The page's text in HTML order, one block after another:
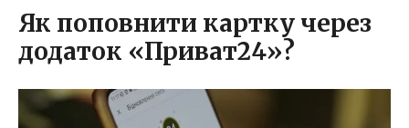
Як поповнити картку через
додаток «Приват24»?